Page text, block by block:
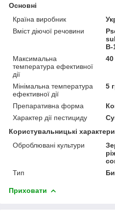
Основні
Країна виробник
Вміст діючої речовини
В-
Максимальна
температура ефективної
дії
40
Мінімальна температура
ефективної дії
5
Препаративна форма
Характер дії пестициду
Користувальницькі
Оброблювані культури
Тип
Приховати